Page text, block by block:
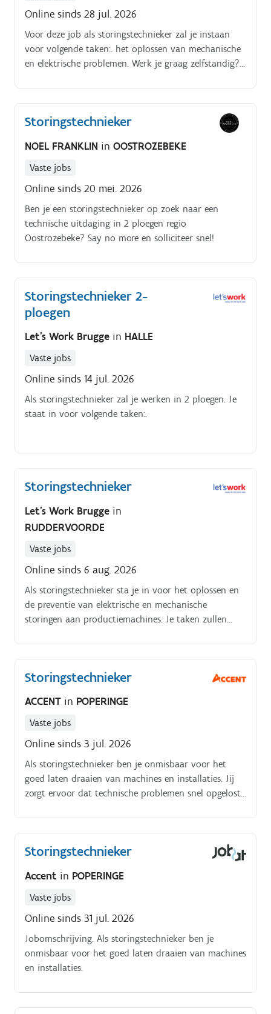
Online sinds 28 jul. 2026
Voor deze job als storingstechnieker zal je instaan
voor volgende taken:. het oplossen van mechanische
en elektrische problemen. Werk je graag zelfstandig?
Storingstechnieker
NOEL FRANKLIN in OOSTROZEBEKE
Vaste jobs
Online sinds 20 mei. 2026
Ben je een storingstechnieker op zoek naar een
technische uitdaging in 2 ploegen regio
Oostrozebeke? Say no more en solliciteer snel!
Storingstechnieker 2-
ploegen
Let's Work Brugge in HALLE
Vaste jobs
Online sinds 14 jul. 2026
Als storingstechnieker zal je werken in 2 ploegen. Je
staat in voor volgende taken:.
Storingstechnieker
Let's Work Brugge in
RUDDERVOORDE
Vaste jobs
Online sinds 6 aug. 2026
Als storingstechnieker sta je in voor het oplossen en
de preventie van elektrische en mechanische
storingen aan productiemachines. Je taken zullen
Storingstechnieker
ACCENT in POPERINGE
Vaste jobs
Online sinds 3 jul. 2026
Als storingstechnieker ben je onmisbaar voor het
goed laten draaien van machines en installaties. Jij
zorgt ervoor dat technische problemen snel opgelost
mechanische storingen.
Storingstechnieker
Accent in POPERINGE
Vaste jobs
Online sinds 31 jul. 2026
Jobomschrijving. Als storingstechnieker ben je
onmisbaar voor het goed laten draaien van machines
en installaties.